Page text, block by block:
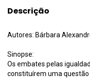
Descrição
Autores: Bárbara
Sinopse:
Os embates pelas
constituírem uma questão